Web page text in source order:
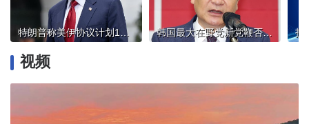
特朗普称美伊协议计划14日签署 韩国最大在野党新党鞭否认“亲尹”
视频